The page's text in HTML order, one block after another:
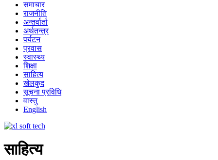
समाचार
राजनीति
अन्तर्वार्ता
अर्थतन्त्र
पर्यटन
प्रवास
स्वास्थ्य
शिक्षा
साहित्य
खेलकुद
सूचना प्रविधि
वास्तु
English
साहित्य